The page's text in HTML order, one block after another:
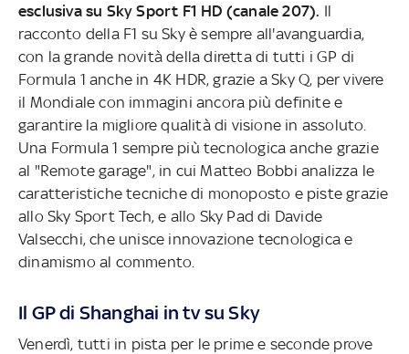
esclusiva su Sky Sport F1 HD (canale 207). Il
racconto della F1 su Sky è sempre all'avanguardia,
con la grande novità della diretta di tutti i GP di
Formula 1 anche in 4K HDR, grazie a Sky Q, per vivere
il Mondiale con immagini ancora più definite e
garantire la migliore qualità di visione in assoluto.
Una Formula 1 sempre più tecnologica anche grazie
al "Remote garage", in cui Matteo Bobbi analizza le
caratteristiche tecniche di monoposto e piste grazie
allo Sky Sport Tech, e allo Sky Pad di Davide
Valsecchi, che unisce innovazione tecnologica e
dinamismo al commento.
Il GP di Shanghai in tv su Sky
Venerdì, tutti in pista per le prime e seconde prove